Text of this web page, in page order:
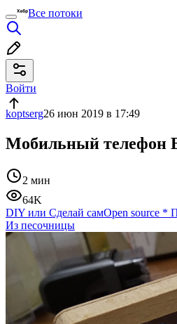
Все потоки
Войти
koptserg26 июн 2019 в 17:49
Мобильный телефон
2 мин
64K
DIY или Сделай самOpen source *
Из песочницы